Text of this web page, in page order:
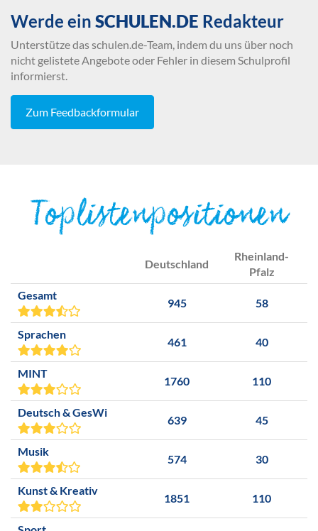
Werde ein SCHULEN.DE Redakteur
Unterstütze das schulen.de-Team, indem du uns über noch
nicht gelistete Angebote oder Fehler in diesem Schulprofil
informierst.
Zum Feedbackformular
Toplistenpositionen
Deutschland
Rheinland-
Pfalz
Gesamt
945 58
Sprachen
461 40
MINT
1760 110
Deutsch & GesWi
639 45
Musik
574 30
Kunst & Kreativ
1851 110